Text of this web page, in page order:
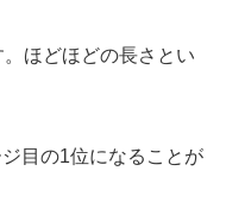
ほどほどの長さとい
目の1位になることが